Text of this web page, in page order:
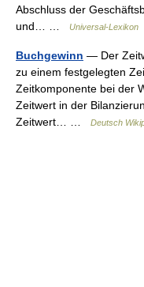
Abschluss der
und… …
Universal-Lexikon
Buchgewinn — Der
zu einem festgelegten
Zeitkomponente bei der
Zeitwert in der
Zeitwert… …
Deutsch